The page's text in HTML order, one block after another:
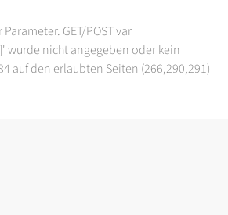
GET/POST var
nicht angegeben oder kein
auf den erlaubten Seiten (266,290,291)